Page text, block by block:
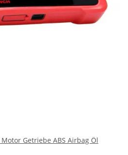
Getriebe ABS Airbag Öl